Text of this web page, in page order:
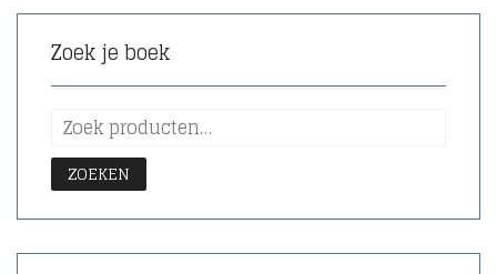
Zoek je boek
ZOEKEN